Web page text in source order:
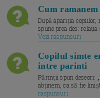
Cum
După apariția copiilor,
spune prea des:
Vezi raspunsuri
Copilul simte
intre parinti
Părinții spun deseori:
abținem, ca să fie
raspunsuri